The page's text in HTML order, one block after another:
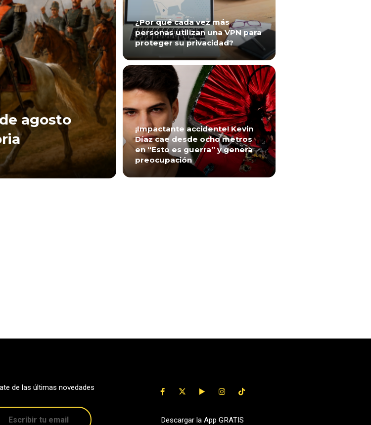
agosto
¿Por qué cada vez más
personas utilizan una VPN para
proteger su privacidad?
¡Impactante accidente! Kevin
Díaz cae desde ocho metros
en “Esto es guerra” y genera
preocupación
de las últimas novedades
Descargar la App GRATIS